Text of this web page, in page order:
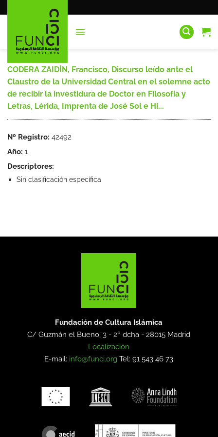
al
CODERA ZAIDÍN, Francisco, Discurso leído ante el
Claustro de la Universidad Central en el solemne acto
de recibir la investidura de Doctor en Filosofía y
Letras, Lérida, Imprenta de José Sol e Hi...
Nº Registro: 42492
Año: 1
Descriptores:
Sin clasificación específica
Fundación de Cultura Islámica
C/ Guzmán el Bueno, 3 - 2º dcha -28015 Madrid
Localización
E-mail: info@funci.org Tel: 91 543 46 73